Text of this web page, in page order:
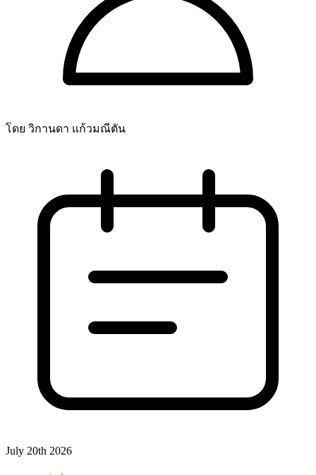
โดย วิกานดา แก้วมณีตัน
July 20th 2026